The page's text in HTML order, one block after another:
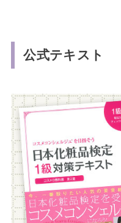
公式テキスト